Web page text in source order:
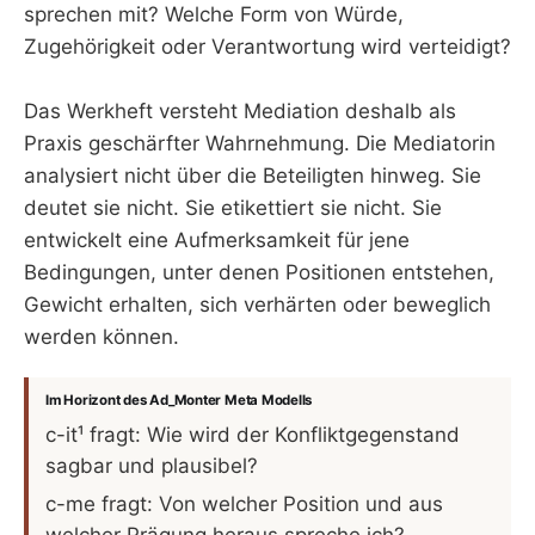
sprechen mit? Welche Form von Würde,
Zugehörigkeit oder Verantwortung wird verteidigt?
Das Werkheft versteht Mediation deshalb als
Praxis geschärfter Wahrnehmung. Die Mediatorin
analysiert nicht über die Beteiligten hinweg. Sie
deutet sie nicht. Sie etikettiert sie nicht. Sie
entwickelt eine Aufmerksamkeit für jene
Bedingungen, unter denen Positionen entstehen,
Gewicht erhalten, sich verhärten oder beweglich
werden können.
Im Horizont des Ad_Monter Meta Modells
c-it¹ fragt: Wie wird der Konfliktgegenstand
sagbar und plausibel?
c-me fragt: Von welcher Position und aus